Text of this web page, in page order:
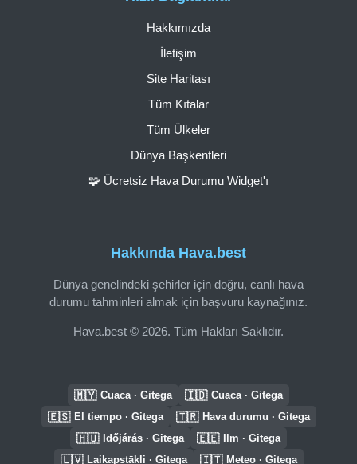
Hakkında Hava.best
Dünya genelindeki şehirler için doğru, canlı hava
durumu tahminleri almak için başvuru kaynağınız.
Hava.best © 2026. Tüm Hakları Saklıdır.
Hakkımızda
İletişim
Site Haritası
Tüm Kıtalar
Tüm Ülkeler
Dünya Başkentleri
🧩 Ücretsiz Hava Durumu Widget'ı
🇲🇾 Cuaca · Gitega 🇮🇩 Cuaca · Gitega
🇪🇸 El tiempo · Gitega 🇹🇷 Hava durumu · Gitega
🇭🇺 Időjárás · Gitega 🇪🇪 Ilm · Gitega
🇱🇻 Laikapstākļi · Gitega 🇮🇹 Meteo · Gitega